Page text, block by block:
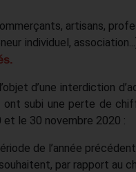
artisans,
individuel,
d’une interdiction
subi une perte de
le 30 novembre 2020 :
de l’année
par rapport au